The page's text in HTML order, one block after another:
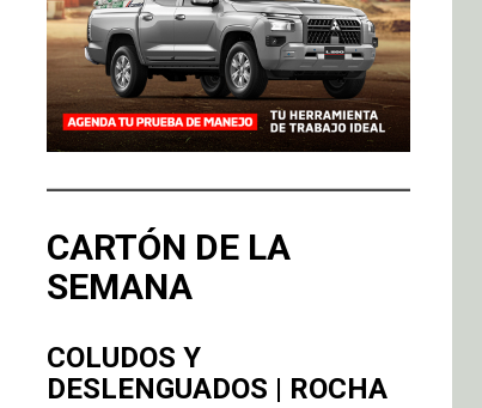
CARTÓN DE LA
SEMANA
COLUDOS Y
DESLENGUADOS | ROCHA